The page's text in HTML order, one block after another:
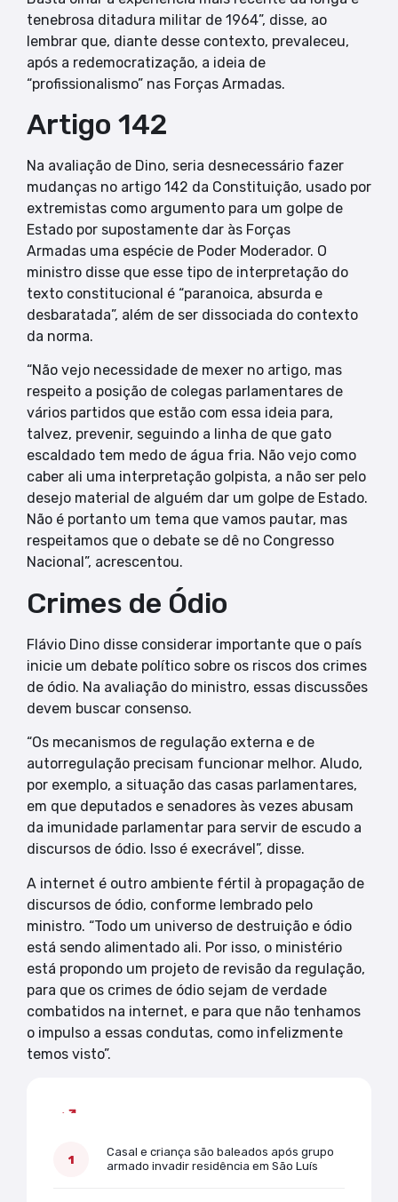
tenebrosa ditadura militar de 1964”, disse, ao
lembrar que, diante desse contexto, prevaleceu,
após a redemocratização, a ideia de
“profissionalismo” nas Forças Armadas.
Artigo 142
Na avaliação de Dino, seria desnecessário fazer
mudanças no artigo 142 da Constituição, usado por
extremistas como argumento para um golpe de
Estado por supostamente dar às Forças
Armadas uma espécie de Poder Moderador. O
ministro disse que esse tipo de interpretação do
texto constitucional é “paranoica, absurda e
desbaratada”, além de ser dissociada do contexto
da norma.
“Não vejo necessidade de mexer no artigo, mas
respeito a posição de colegas parlamentares de
vários partidos que estão com essa ideia para,
talvez, prevenir, seguindo a linha de que gato
escaldado tem medo de água fria. Não vejo como
caber ali uma interpretação golpista, a não ser pelo
desejo material de alguém dar um golpe de Estado.
Não é portanto um tema que vamos pautar, mas
respeitamos que o debate se dê no Congresso
Nacional”, acrescentou.
Crimes de Ódio
Flávio Dino disse considerar importante que o país
inicie um debate político sobre os riscos dos crimes
de ódio. Na avaliação do ministro, essas discussões
devem buscar consenso.
“Os mecanismos de regulação externa e de
autorregulação precisam funcionar melhor. Aludo,
por exemplo, a situação das casas parlamentares,
em que deputados e senadores às vezes abusam
da imunidade parlamentar para servir de escudo a
discursos de ódio. Isso é execrável”, disse.
A internet é outro ambiente fértil à propagação de
discursos de ódio, conforme lembrado pelo
ministro. “Todo um universo de destruição e ódio
está sendo alimentado ali. Por isso, o ministério
está propondo um projeto de revisão da regulação,
para que os crimes de ódio sejam de verdade
combatidos na internet, e para que não tenhamos
o impulso a essas condutas, como infelizmente
temos visto”.
Casal e criança são baleados após grupo
armado invadir residência em São Luís